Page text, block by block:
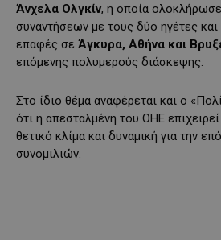
Άνχελα Ολγκίν, η οποία
συναντήσεων με τους δύο ηγέτες και
επαφές σε Άγκυρα, Αθήνα και
επόμενης πολυμερούς διάσκεψης.
Στο ίδιο θέμα αναφέρεται και ο
ότι η απεσταλμένη του ΟΗΕ
θετικό κλίμα και δυναμική για την
συνομιλιών.